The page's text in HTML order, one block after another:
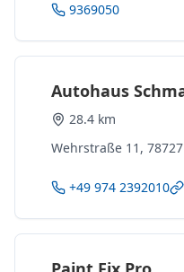
9369050
Autohaus
28.4 km
Wehrstraße 11,
+49 974 2392010